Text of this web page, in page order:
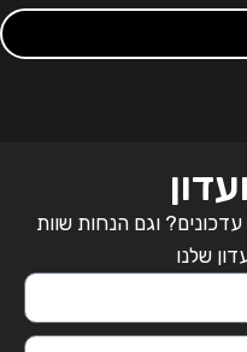
וגם הנחות שוות
שלנו